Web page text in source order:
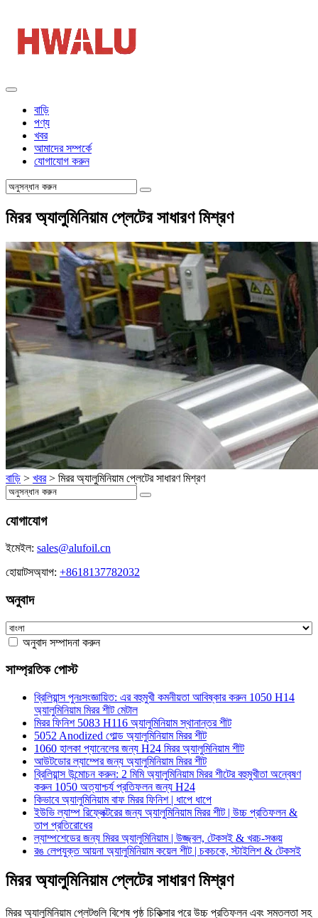
বাড়ি
পণ্য
খবর
আমাদের সম্পর্কে
যোগাযোগ করুন
মিরর অ্যালুমিনিয়াম প্লেটের সাধারণ মিশ্রণ
বাড়ি > খবর> মিরর অ্যালুমিনিয়াম প্লেটের সাধারণ মিশ্রণ
যোগাযোগ
ইমেইল: sales@alufoil.cn
হোয়াটসঅ্যাপ: +8618137782032
অনুবাদ
অনুবাদ সম্পাদনা করুন
সাম্প্রতিক পোস্ট
ব্রিলিয়ান্স পুনঃসংজ্ঞায়িত: এর বহুমুখী কমনীয়তা আবিষ্কার করুন 1050 H14
অ্যালুমিনিয়াম মিরর শীট মেটাল
মিরর ফিনিশ 5083 H116 অ্যালুমিনিয়াম স্থানান্তর শীট
5052 Anodized গোল্ড অ্যালুমিনিয়াম মিরর শীট
1060 হালকা প্যানেলের জন্য H24 মিরর অ্যালুমিনিয়াম শীট
আউটডোর ল্যাম্পের জন্য অ্যালুমিনিয়াম মিরর শীট
ব্রিলিয়ান্স উন্মোচন করুন: 2 মিমি অ্যালুমিনিয়াম মিরর শীটের বহুমুখীতা অন্বেষণ
করুন 1050 অত্যাশ্চর্য প্রতিফলন জন্য H24
কিভাবে অ্যালুমিনিয়াম বাফ মিরর ফিনিশ | ধাপে ধাপে
ইউভি ল্যাম্প রিফ্লেক্টরের জন্য অ্যালুমিনিয়াম মিরর শীট | উচ্চ প্রতিফলন &
তাপ প্রতিরোধের
ল্যাম্পশেডের জন্য মিরর অ্যালুমিনিয়াম | উজ্জ্বল, টেকসই & খরচ-সঞ্চয়
রঙ লেপযুক্ত আয়না অ্যালুমিনিয়াম কয়েল শীট | চকচকে, স্টাইলিশ & টেকসই
মিরর অ্যালুমিনিয়াম প্লেটের সাধারণ মিশ্রণ
মিরর অ্যালুমিনিয়াম প্লেটগুলি বিশেষ পৃষ্ঠ চিকিত্সার পরে উচ্চ প্রতিফলন এবং সমতলতা সহ